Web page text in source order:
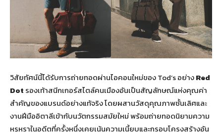
วิสัยทัศน์นี้ได้รับการถ่ายทอดผ่านไอคอนใหม่ของ Tod’s อย่างRed
Dot รองเท้าสนีกเกอร์สไตล์คนเมืองอันเป็นสัญลักษณ์แห่งคุณค่า
สำคัญของแบรนด์อย่างแท้จริง โดยผสานวัสดุคุณภาพชั้นเลิศและ
งานฝีมืออิตาลีเข้ากับนวัตกรรมสมัยใหม่ พร้อมถ่ายทอดนิยามความ
หรูหราในอดีตที่ครั้งหนึ่งเคยเน้นความเนี้ยบและกรอบโครงสร้างอัน